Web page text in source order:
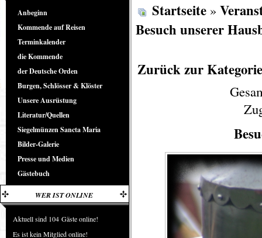
Anbeginn
Kommende auf Reisen
Terminkalender
die Kommende
der Deutsche Orden
Burgen, Schlösser & Klöster
Unsere Ausrüstung
Literatur/Quellen
Siegelmünzen Sancta Maria
Bilder-Galerie
Presse und Medien
Gästebuch
WER IST ONLINE
Aktuell sind 104 Gäste online!
Es ist kein Mitglied online!
Startseite »
Besuch unserer
Zurück zur